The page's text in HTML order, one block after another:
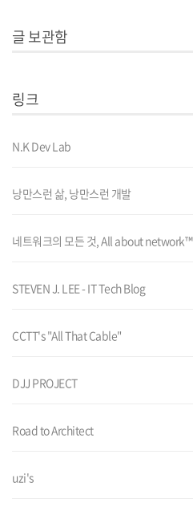
글 보관함
링크
N.K Dev Lab
낭만스런 삶, 낭만스런 개발
네트워크의 모든 것, All about network™
STEVEN J. LEE - IT Tech Blog
CCTT's "All That Cable"
DJJ PROJECT
Road to Architect
uzi's